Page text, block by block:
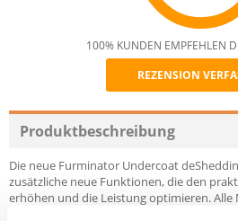
100% KUNDEN EMPFEHLEN
REZENSION
Produktbeschreibung
Die neue Furminator Undercoat
zusätzliche neue Funktionen, die den
erhöhen und die Leistung optimieren. Alle